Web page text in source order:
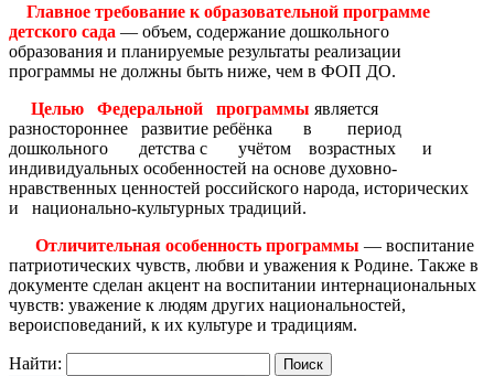
Главное требование к образовательной программе
детского сада — объем, содержание дошкольного
образования и планируемые результаты реализации
программы не должны быть ниже, чем в ФОП ДО.
Целью Федеральной программы является
разностороннее развитие ребёнка в период
дошкольного детства с учётом возрастных и
индивидуальных особенностей на основе духовно-
нравственных ценностей российского народа, исторических
и национально-культурных традиций.
Отличительная особенность программы — воспитание
патриотических чувств, любви и уважения к Родине. Также в
документе сделан акцент на воспитании интернациональных
чувств: уважение к людям других национальностей,
вероисповеданий, к их культуре и традициям.
Найти: